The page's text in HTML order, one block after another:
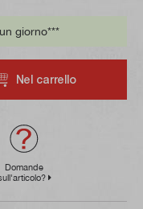
giorno***
Nel carrello
Domande